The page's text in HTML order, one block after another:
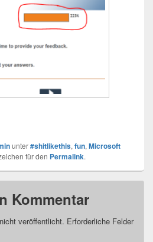
unter#shitlikethis, fun, Microsoft
für den Permalink.
Kommentar
veröffentlicht. Erforderliche Felder